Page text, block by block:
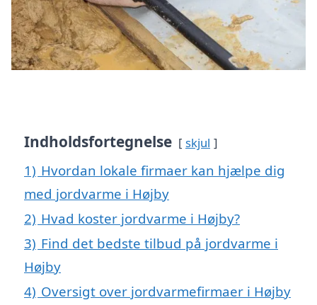
Indholdsfortegnelse skjul
1) Hvordan lokale firmaer kan hjælpe dig
med jordvarme i Højby
2) Hvad koster jordvarme i Højby?
3) Find det bedste tilbud på jordvarme i
Højby
4) Oversigt over jordvarmefirmaer i Højby